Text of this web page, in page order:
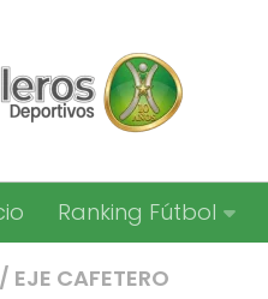
Ranking Fútbol
/ EJE CAFETERO